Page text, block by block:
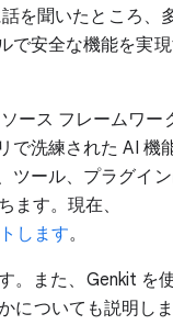
を聞いたところ、
で安全な機能を実
ース フレームワー
で洗練された AI 機
ツール、プラグイ
ます。現在、
します。
また、Genkit を使
についても説明しま